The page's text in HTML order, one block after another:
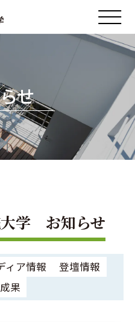
せ
学 お知らせ
ィア情報
登壇情報
果